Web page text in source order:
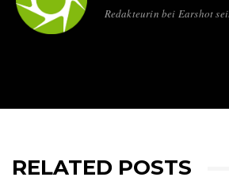
Redakteurin bei Earshot
RELATED POSTS